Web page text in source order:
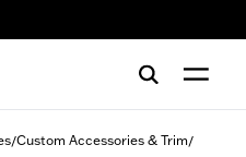
/Custom Accessories & Trim/